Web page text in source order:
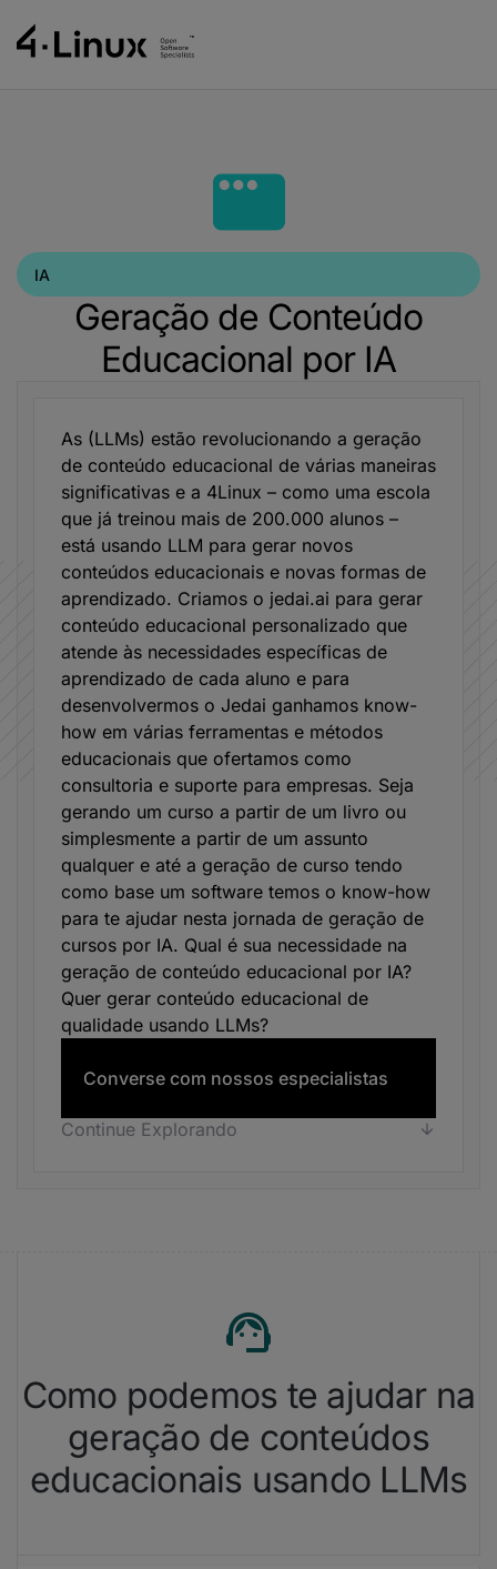
Geração de Conteúdo
Educacional por IA
IA
As (LLMs) estão revolucionando a geração
de conteúdo educacional de várias maneiras
significativas e a 4Linux – como uma escola
que já treinou mais de 200.000 alunos –
está usando LLM para gerar novos
conteúdos educacionais e novas formas de
aprendizado. Criamos o jedai.ai para gerar
conteúdo educacional personalizado que
atende às necessidades específicas de
aprendizado de cada aluno e para
desenvolvermos o Jedai ganhamos know-
how em várias ferramentas e métodos
educacionais que ofertamos como
consultoria e suporte para empresas. Seja
gerando um curso a partir de um livro ou
simplesmente a partir de um assunto
qualquer e até a geração de curso tendo
como base um software temos o know-how
para te ajudar nesta jornada de geração de
cursos por IA. Qual é sua necessidade na
geração de conteúdo educacional por IA?
Quer gerar conteúdo educacional de
qualidade usando LLMs?
Converse com nossos especialistas
Continue Explorando
Como podemos te ajudar na
geração de conteúdos
educacionais usando LLMs